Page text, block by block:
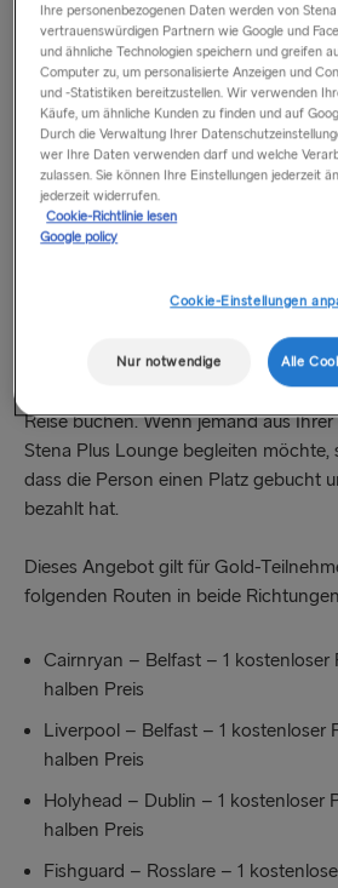
Wählen Sie direkt bei der Buchung
aus.
Es ist kein Angebotscode
automatisch angewendet, wenn Sie
Plus Lounge auswählen.
Wenn Sie auf Routen der Irischen
und ein Premium-Ticket buchen,
Da der Zugang zur Stena Plus
unterliegt, stellen Sie bitte sicher, dass
Reise buchen. Wenn jemand aus
Stena Plus Lounge begleiten möchte,
dass die Person einen Platz gebucht
bezahlt hat.
Dieses Angebot gilt für Gold-
folgenden Routen in beide
Cairnryan – Belfast – 1 kostenloser
halben Preis
Liverpool – Belfast – 1 kostenloser
halben Preis
Holyhead – Dublin – 1 kostenloser
halben Preis
Fishguard – Rosslare – 1
Ihre personenbezogenen Daten werden von
vertrauenswürdigen Partnern wie Google und
und ähnliche Technologien speichern und greifen
Computer zu, um personalisierte Anzeigen und
und -Statistiken bereitzustellen. Wir verwenden
Käufe, um ähnliche Kunden zu finden und auf
Durch die Verwaltung Ihrer
wer Ihre Daten verwenden darf und welche
zulassen. Sie können Ihre Einstellungen jederzeit
jederzeit widerrufen.
Cookie-Richtlinie lesen
Google policy
Cookie-Einstellungen
Nur notwendige Alle